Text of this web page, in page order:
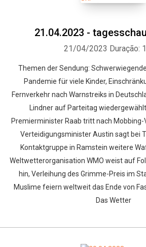
21.04.2023 -
21/04/2023 Duração:
Themen der Sendung:
Pandemie für viele Kinder,
Fernverkehr nach Warnstreiks in
Lindner auf Parteitag
Premierminister Raab tritt nach
Verteidigungsminister Austin sagt bei
Kontaktgruppe in Ramstein weitere
Weltwetterorganisation WMO weist auf
hin, Verleihung des Grimme-Preis im
Muslime feiern weltweit das Ende von
Das Wetter